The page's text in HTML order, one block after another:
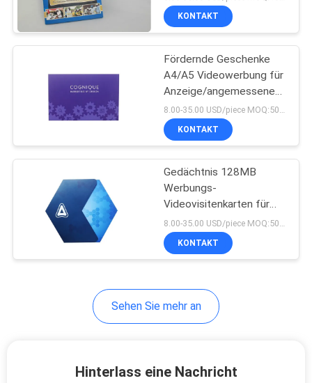
Buchvideo des
leichten Schlages
Videopostkarte
Videowerbung
KONTAKT
Fördernde Geschenke
A4/A5 Videowerbung für
Anzeige/angemessene
Anzeige
8.00-35.00 USD/piece MOQ:50pcs
KONTAKT
Gedächtnis 128MB
Werbungs-
Videovisitenkarten für
Produkterklärung, 3,5 Zoll8.00-35.00 USD/piece MOQ:50pcs
KONTAKT
Sehen Sie mehr an
Hinterlass eine Nachricht